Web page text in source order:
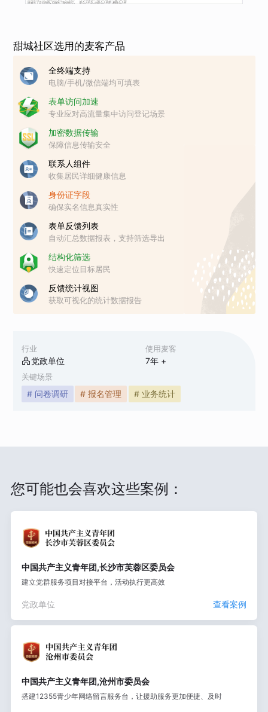
行业
党政单位
使用麦客
7年 +
关键场景
# 问卷调研 # 报名管理 # 业务统计
甜城社区选用的麦客产品
全终端支持
电脑/手机/微信端均可填表
表单访问加速
专业应对高流量集中访问登记场景
加密数据传输
保障信息传输安全
联系人组件
收集居民详细健康信息
身份证字段
确保实名信息真实性
表单反馈列表
自动汇总数据报表，支持筛选导出
结构化筛选
快速定位目标居民
反馈统计视图
获取可视化的统计数据报告
您可能也会喜欢这些案例：
中国共产主义青年团,长沙市芙蓉区委员会
建立党群服务项目对接平台，活动执行更高效
党政单位 查看案例
中国共产主义青年团,沧州市委员会
搭建12355青少年网络留言服务台，让援助服务更加便捷、及时